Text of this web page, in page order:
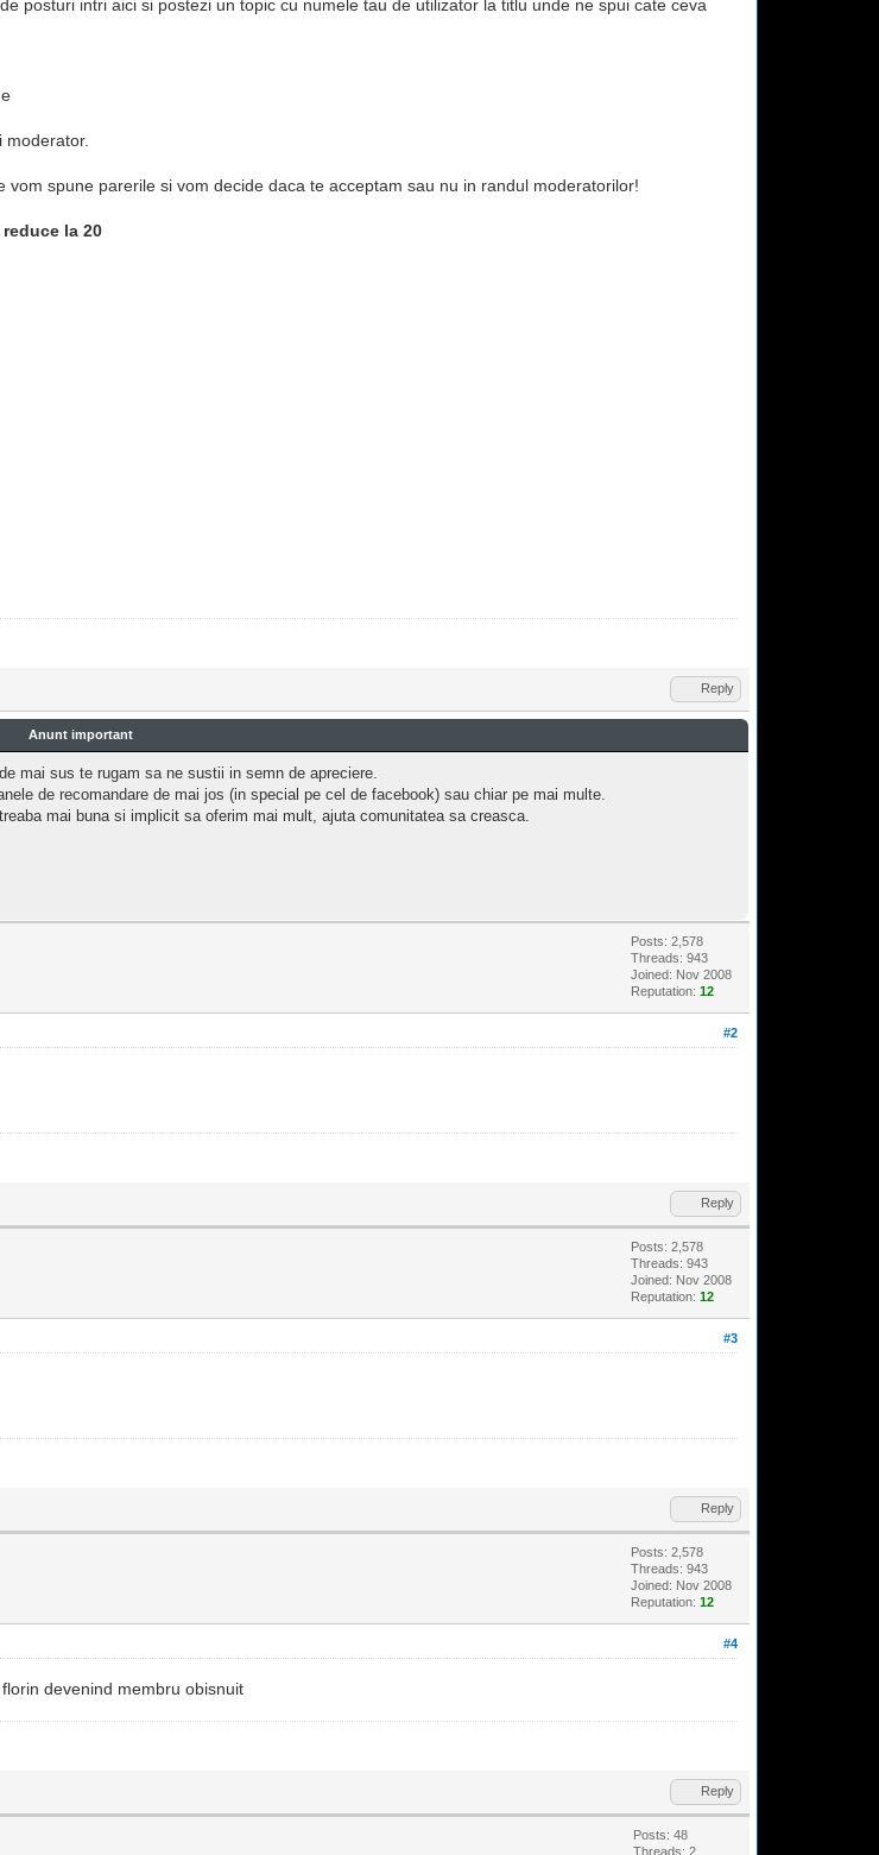
posturi intri aici si postezi un topic cu numele tau de utilizator la titlu unde ne spui cate ceva
vom spune parerile si vom decide daca te acceptam sau nu in randul moderatorilor!
la 20
Reply
Anunt important
mai sus te rugam sa ne sustii in semn de apreciere.
de recomandare de mai jos (in special pe cel de facebook) sau chiar pe mai multe.
mai buna si implicit sa oferim mai mult, ajuta comunitatea sa creasca.
Posts: 2,578
Threads: 943
Joined: Nov 2008
Reputation: 12
#2
Reply
Posts: 2,578
Threads: 943
Joined: Nov 2008
Reputation: 12
#3
Reply
Posts: 2,578
Threads: 943
Joined: Nov 2008
Reputation: 12
#4
devenind membru obisnuit
Reply
Posts: 48
Threads: 2